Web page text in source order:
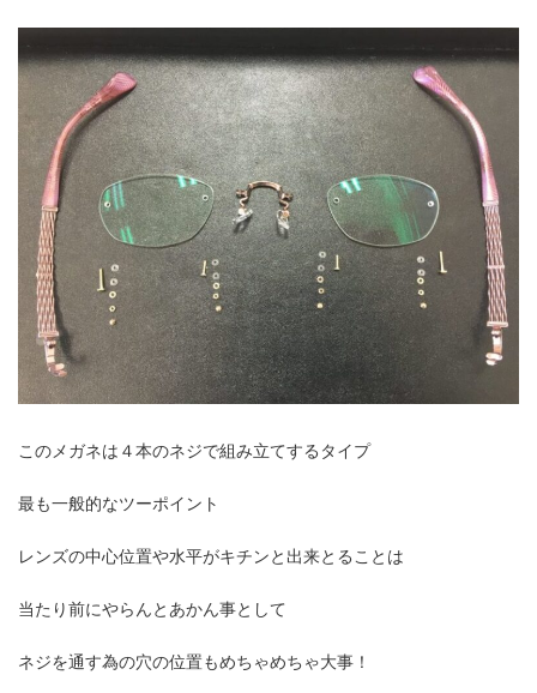
このメガネは４本のネジで組み立てするタイプ
最も一般的なツーポイント
レンズの中心位置や水平がキチンと出来とることは
当たり前にやらんとあかん事として
ネジを通す為の穴の位置もめちゃめちゃ大事！